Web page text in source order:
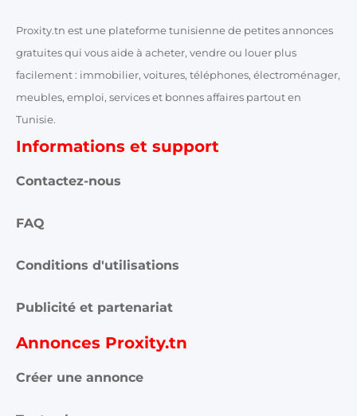
Proxity.tn est une plateforme tunisienne de petites annonces
gratuites qui vous aide à acheter, vendre ou louer plus
facilement : immobilier, voitures, téléphones, électroménager,
meubles, emploi, services et bonnes affaires partout en
Tunisie.
Informations et support
Contactez-nous
FAQ
Conditions d'utilisations
Publicité et partenariat
Annonces Proxity.tn
Créer une annonce